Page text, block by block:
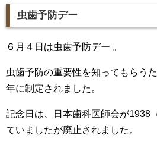
虫歯予防デー
６月４日は虫歯予防デー 。
虫歯予防の重要性を知ってもらう
年に制定されました。
記念日は、日本歯科医師会が1938
ていましたが廃止されました。